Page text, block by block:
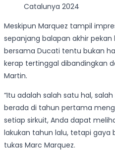
Catalunya 2024
Meskipun Marquez tampil
sepanjang balapan akhir
bersama Ducati tentu bukan
kerap tertinggal dibandingkan
Martin.
“Itu adalah salah satu hal,
berada di tahun pertama
setiap sirkuit, Anda dapat
lakukan tahun lalu, tetapi gaya
tukas Marc Marquez.